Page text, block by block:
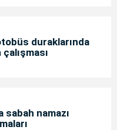
duraklarında
sabah namazı